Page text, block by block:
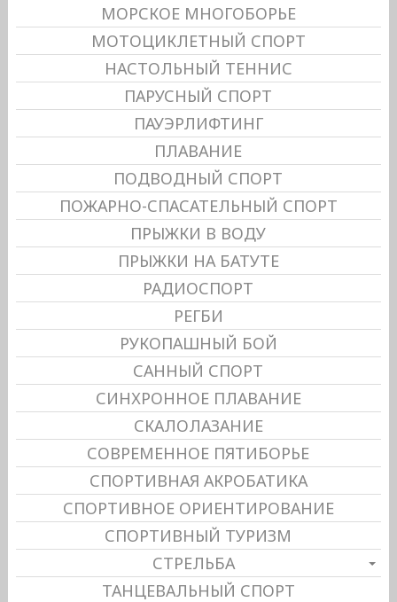
МОРСКОЕ МНОГОБОРЬЕ
МОТОЦИКЛЕТНЫЙ СПОРТ
НАСТОЛЬНЫЙ ТЕННИС
ПАРУСНЫЙ СПОРТ
ПАУЭРЛИФТИНГ
ПЛАВАНИЕ
ПОДВОДНЫЙ СПОРТ
ПОЖАРНО-СПАСАТЕЛЬНЫЙ СПОРТ
ПРЫЖКИ В ВОДУ
ПРЫЖКИ НА БАТУТЕ
РАДИОСПОРТ
РЕГБИ
РУКОПАШНЫЙ БОЙ
САННЫЙ СПОРТ
СИНХРОННОЕ ПЛАВАНИЕ
СКАЛОЛАЗАНИЕ
СОВРЕМЕННОЕ ПЯТИБОРЬЕ
СПОРТИВНАЯ АКРОБАТИКА
СПОРТИВНОЕ ОРИЕНТИРОВАНИЕ
СПОРТИВНЫЙ ТУРИЗМ
СТРЕЛЬБА
ТАНЦЕВАЛЬНЫЙ СПОРТ